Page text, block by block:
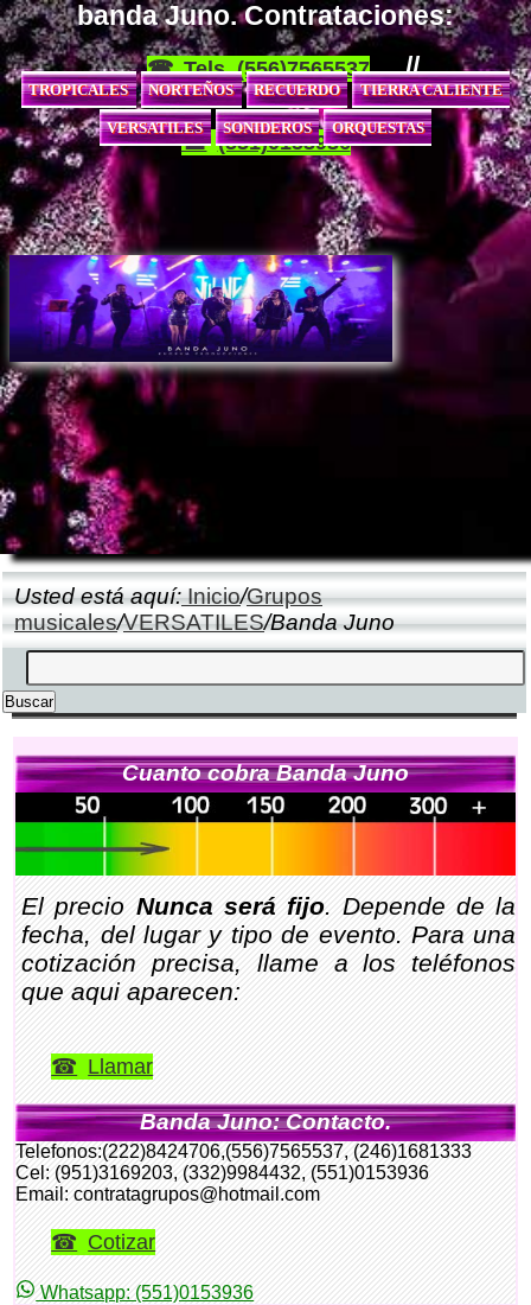
banda Juno. Contrataciones:
Tels. (556)7565537 //
(551)0153936
TROPICALES NORTEÑOS RECUERDO TIERRA CALIENTE
VERSATILES SONIDEROS ORQUESTAS
Usted está aquí:Inicio/Grupos
musicales/VERSATILES/Banda Juno
Cuanto cobra Banda Juno
El precio Nunca será fijo. Depende de la
fecha, del lugar y tipo de evento. Para una
cotización precisa, llame a los teléfonos
que aqui aparecen:
Llamar
Banda Juno: Contacto.
Telefonos:(222)8424706,(556)7565537, (246)1681333
Cel: (951)3169203, (332)9984432, (551)0153936
Email: contratagrupos@hotmail.com
Cotizar
Whatsapp: (551)0153936